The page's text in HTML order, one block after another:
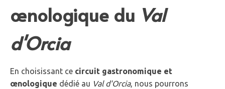
œnologique du Val
d'Orcia
En choisissant ce circuit gastronomique et
œnologique dédié au Val d'Orcia, nous pourrons